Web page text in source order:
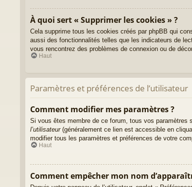
À quoi sert « Supprimer les cookies » ?
Cela supprime tous les cookies créés par phpBB qui
aussi des fonctionnalités telles que les indicateurs de
vous rencontrez des problèmes de connexion ou de
Haut
Paramètres et préférences de l’utilisateur
Comment modifier mes paramètres ?
Si vous êtes membre de ce forum, tous vos
l’utilisateur(généralement ce lien est accessible en
modifier tous les paramètres et préférences de votre
Haut
Comment empêcher mon nom